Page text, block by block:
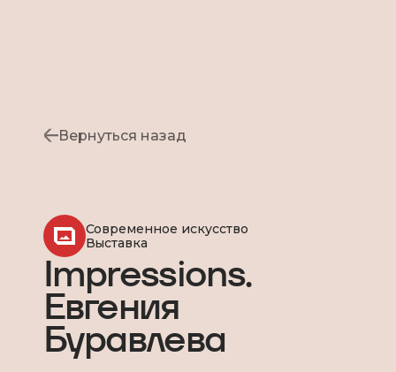
Вернуться назад
Современное искусство
Выставка
Impressions.
Евгения
Буравлева